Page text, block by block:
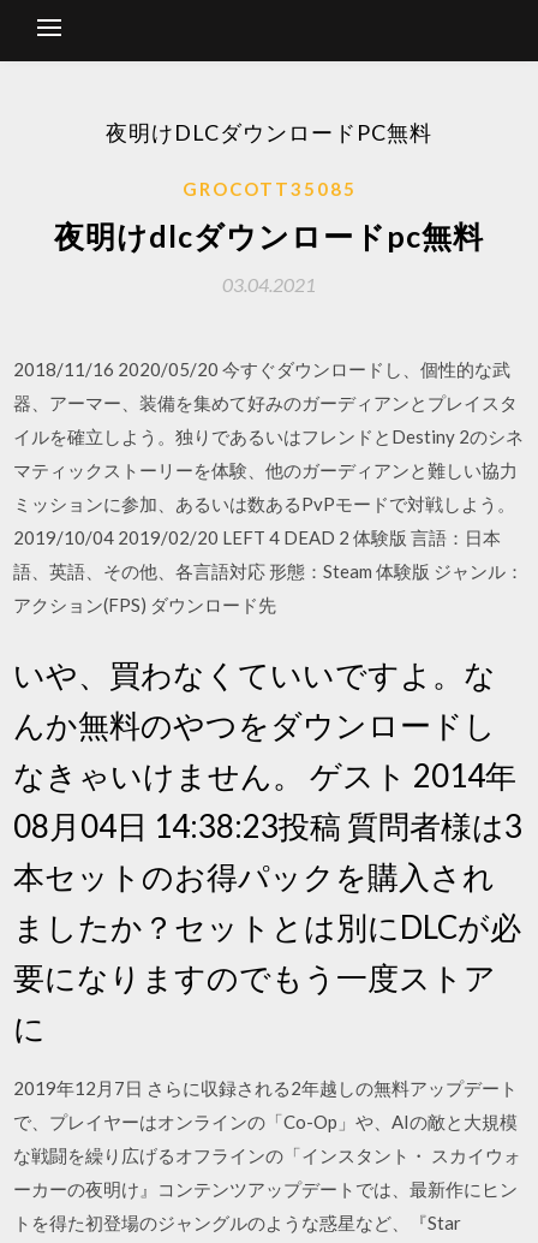
夜明けDLCダウンロードPC無料
GROCOTT35085
夜明けdlcダウンロードpc無料
03.04.2021
2018/11/16 2020/05/20 今すぐダウンロードし、個性的な武
器、アーマー、装備を集めて好みのガーディアンとプレイスタ
イルを確立しよう。独りであるいはフレンドとDestiny 2のシネ
マティックストーリーを体験、他のガーディアンと難しい協力
ミッションに参加、あるいは数あるPvPモードで対戦しよう。
2019/10/04 2019/02/20 LEFT 4 DEAD 2 体験版 言語：日本
語、英語、その他、各言語対応 形態：Steam 体験版 ジャンル：
アクション(FPS) ダウンロード先
いや、買わなくていいですよ。な
んか無料のやつをダウンロードし
なきゃいけません。 ゲスト 2014年
08月04日 14:38:23投稿 質問者様は3
本セットのお得パックを購入され
ましたか？セットとは別にDLCが必
要になりますのでもう一度ストア
に
2019年12月7日 さらに収録される2年越しの無料アップデート
で、プレイヤーはオンラインの「Co-Op」や、AIの敵と大規模
な戦闘を繰り広げるオフラインの「インスタント・ スカイウォ
ーカーの夜明け』コンテンツアップデートでは、最新作にヒン
トを得た初登場のジャングルのような惑星など、『Star